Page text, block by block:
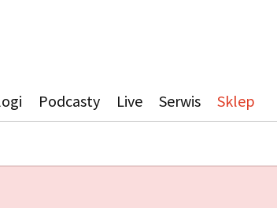
Podcasty Live Serwis Sklep